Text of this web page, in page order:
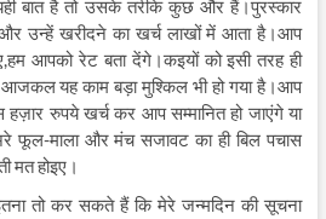
बात है तो उसके तरीके कुछ और हैं।पुरस्कार
उन्हें खरीदने का खर्च लाखों में आता है।आप
आपको रेट बता देंगे।कइयों को इसी तरह ही
यह काम बड़ा मुश्किल भी हो गया है।आप
रुपये खर्च कर आप सम्मानित हो जाएंगे या
फूल-माला और मंच सजावट का ही बिल पचास
मत होइए।
तो कर सकते हैं कि मेरे जन्मदिन की सूचना